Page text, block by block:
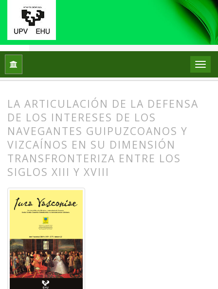
Inicio Vol. 1 Núm. 23 (2026): Vasconia y las
LA ARTICULACIÓN DE LA DEFENSA
DE LOS INTERESES DE LOS
NAVEGANTES GUIPUZCOANOS Y
VIZCAÍNOS EN SU DIMENSIÓN
TRANSFRONTERIZA ENTRE LOS
SIGLOS XIII Y XVIII